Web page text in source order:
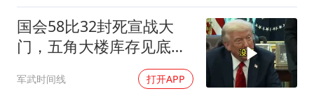
国会58比32封死宣战大
门，五角大楼库存见底，
特朗普叫停打伊朗那晚发
生了什么
军武时间线 打开APP